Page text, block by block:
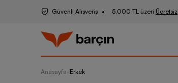
Güvenli Alışveriş 5.000 TL üzeri Ücretsiz
Anasayfa-Erkek